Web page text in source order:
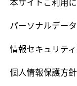
本サイトご利用
パーソナルデー
情報セキュリテ
個人情報保護方針